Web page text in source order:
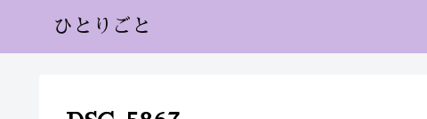
ひとりごと